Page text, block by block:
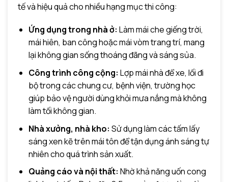
tế và hiệu quả cho nhiều hạng mục thi công:
Ứng dụng trong nhà ở: Làm mái che giếng trời,
mái hiên, ban công hoặc mái vòm trang trí, mang
lại không gian sống thoáng đãng và sáng sủa.
Công trình công cộng: Lợp mái nhà để xe, lối đi
bộ trong các chung cư, bệnh viện, trường học
giúp bảo vệ người dùng khỏi mưa nắng mà không
làm tối không gian.
Nhà xưởng, nhà kho: Sử dụng làm các tấm lấy
sáng xen kẽ trên mái tôn để tận dụng ánh sáng tự
nhiên cho quá trình sản xuất.
Quảng cáo và nội thất: Nhờ khả năng uốn cong